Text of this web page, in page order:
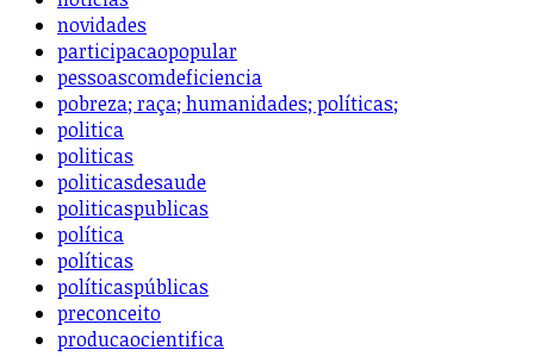
novidades
participacaopopular
pessoascomdeficiencia
pobreza; raça; humanidades; políticas;
politica
politicas
politicasdesaude
politicaspublicas
política
políticas
políticaspúblicas
preconceito
producaocientifica